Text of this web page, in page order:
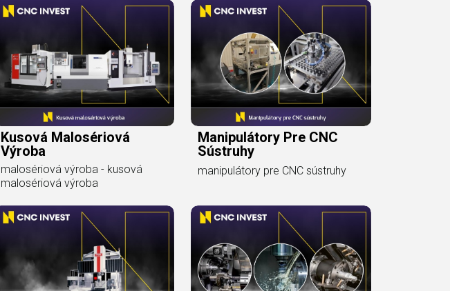
Kusová Malosériová
Výroba
malosériová výroba - kusová
malosériová výroba
Manipulátory Pre CNC
Sústruhy
manipulátory pre CNC sústruhy